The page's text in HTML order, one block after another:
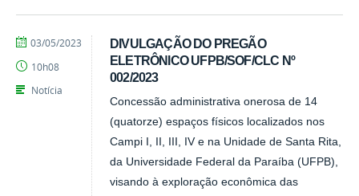
DIVULGAÇÃO DO PREGÃO
ELETRÔNICO UFPB/SOF/CLC Nº
002/2023
Concessão administrativa onerosa de 14
(quatorze) espaços físicos localizados nos
Campi I, II, III, IV e na Unidade de Santa Rita,
da Universidade Federal da Paraíba (UFPB),
visando à exploração econômica das
por
publicado
03/05/2023
10h08
Notícia